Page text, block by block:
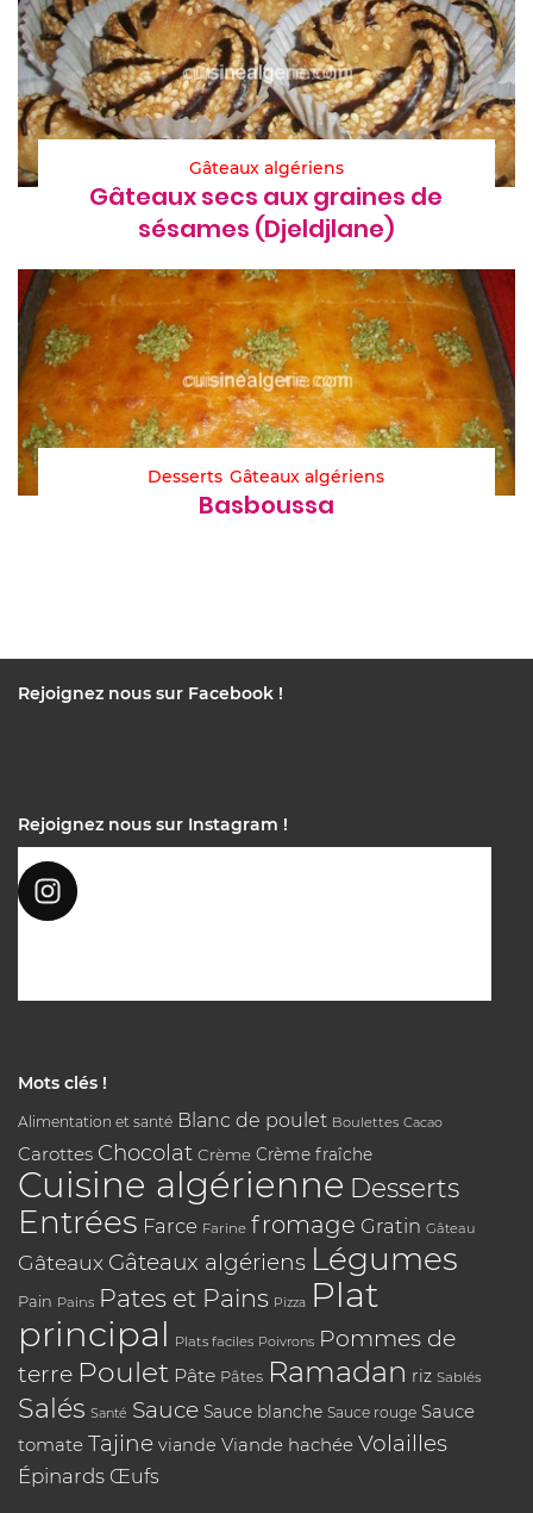
Gâteaux algériens
Gâteaux secs aux graines de
sésames (Djeldjlane)
Desserts Gâteaux algériens
Basboussa
Rejoignez nous sur Facebook !
Rejoignez nous sur Instagram !
Mots clés !
Alimentation et santé Blanc de poulet Boulettes Cacao
Carottes Chocolat Crème Crème fraîche
Cuisine algérienne Desserts
Entrées Farce Farine fromage Gratin Gâteau
Gâteaux Gâteaux algériens Légumes
Pain Pains Pates et Pains Pizza Plat
principal Plats faciles Poivrons Pommes de
terre Poulet Pâte Pâtes Ramadan riz Sablés
Salés Santé Sauce Sauce blanche Sauce rouge Sauce
tomate Tajine viande Viande hachée Volailles
Épinards Œufs